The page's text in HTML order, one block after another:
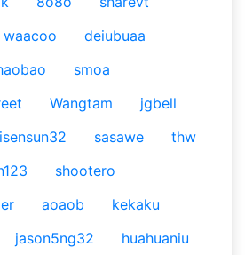
waacoo
deiubuaa
smoa
Wangtam
jgbell
sasawe
thw
shootero
aoaob
kekaku
jason5ng32
huahuaniu